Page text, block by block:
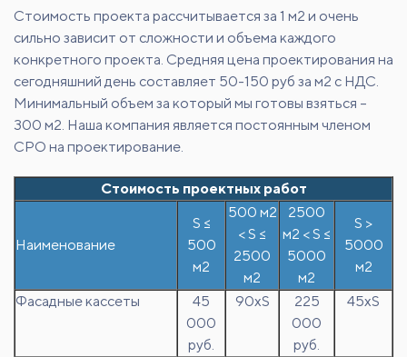
Стоимость проекта рассчитывается за 1 м2 и очень
сильно зависит от сложности и объема каждого
конкретного проекта. Средняя цена проектирования на
сегодняшний день составляет 50-150 руб за м2 с НДС.
Минимальный объем за который мы готовы взяться –
300 м2. Наша компания является постоянным членом
СРО на проектирование.
Стоимость проектных работ
Наименование
S ≤
500
м2
500 м2
< S ≤
2500
м2
2500
м2 < S ≤
5000
м2
S >
5000
м2
Фасадные кассеты
45
000
руб.
90хS
225
000
руб.
45хS